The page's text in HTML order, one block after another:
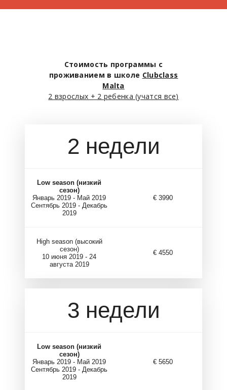
Стоимость программы с
проживанием в школе Clubclass
Malta
2 взрослых + 2 ребенка (учатся все)
2 недели
Low season (низкий
сезон)
Январь 2019 - Май 2019
Сентябрь 2019 - Декабрь
2019
€ 3990
High season (высокий
сезон)
10 июня 2019 - 24
августа 2019
€ 4550
3 недели
Low season (низкий
сезон)
Январь 2019 - Май 2019
Сентябрь 2019 - Декабрь
2019
€ 5650